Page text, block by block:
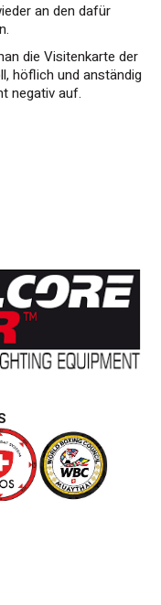
an den dafür
die Visitenkarte der
höflich und anständig
negativ auf.